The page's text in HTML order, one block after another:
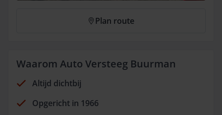
Plan route
Waarom Auto Versteeg Buurman
Altijd dichtbij
Opgericht in 1966